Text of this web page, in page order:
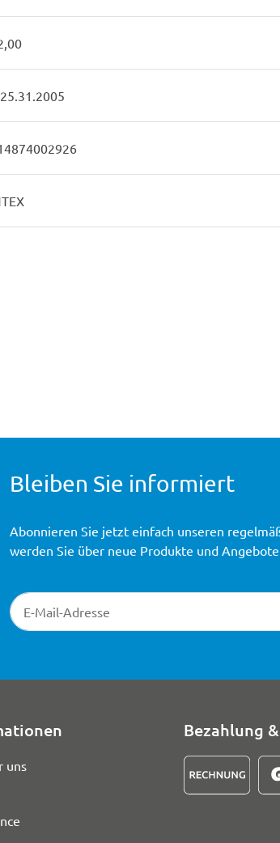
Bleiben Sie informiert
Newsletter-Registrierung
Abonnieren Sie jetzt einfach unseren
werden Sie über neue Produkte und
uns
Bezahlung